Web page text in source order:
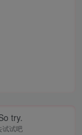
try.
试试吧